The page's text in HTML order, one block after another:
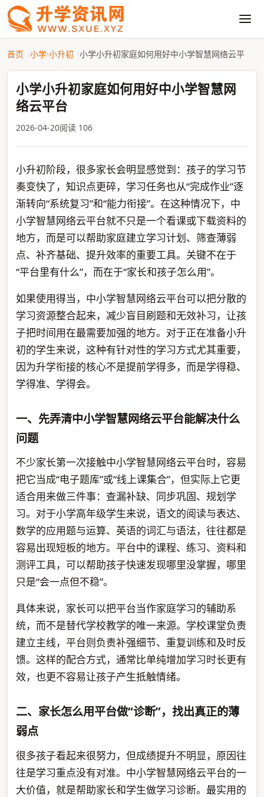
首页 小学·小升初 小学小升初家庭如何用好中小学智慧网络云平
小学小升初家庭如何用好中小学智慧网
络云平台
2026-04-20阅读 106
小升初阶段，很多家长会明显感觉到：孩子的学习节
奏变快了，知识点更碎，学习任务也从“完成作业”逐
渐转向“系统复习”和“能力衔接”。在这种情况下，中
小学智慧网络云平台就不只是一个看课或下载资料的
地方，而是可以帮助家庭建立学习计划、筛查薄弱
点、补齐基础、提升效率的重要工具。关键不在于
“平台里有什么”，而在于“家长和孩子怎么用”。
如果使用得当，中小学智慧网络云平台可以把分散的
学习资源整合起来，减少盲目刷题和无效补习，让孩
子把时间用在最需要加强的地方。对于正在准备小升
初的学生来说，这种有针对性的学习方式尤其重要，
因为升学衔接的核心不是提前学得多，而是学得稳、
学得准、学得会。
一、先弄清中小学智慧网络云平台能解决什么
问题
不少家长第一次接触中小学智慧网络云平台时，容易
把它当成“电子题库”或“线上课集合”，但实际上它更
适合用来做三件事：查漏补缺、同步巩固、规划学
习。对于小学高年级学生来说，语文的阅读与表达、
数学的应用题与运算、英语的词汇与语法，往往都是
容易出现短板的地方。平台中的课程、练习、资料和
测评工具，可以帮助孩子快速发现哪里没掌握，哪里
只是“会一点但不稳”。
具体来说，家长可以把平台当作家庭学习的辅助系
统，而不是替代学校教学的唯一来源。学校课堂负责
建立主线，平台则负责补强细节、重复训练和及时反
馈。这样的配合方式，通常比单纯增加学习时长更有
效，也更不容易让孩子产生抵触情绪。
二、家长怎么用平台做“诊断”，找出真正的薄
弱点
很多孩子看起来很努力，但成绩提升不明显，原因往
往是学习重点没有对准。中小学智慧网络云平台的一
大价值，就是帮助家长和学生做学习诊断。最实用的